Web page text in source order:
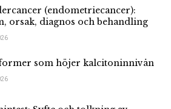
(endometriecancer):
orsak, diagnos och behandling
som höjer kalcitoninnivån